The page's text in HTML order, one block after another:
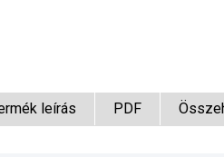
leírás PDF